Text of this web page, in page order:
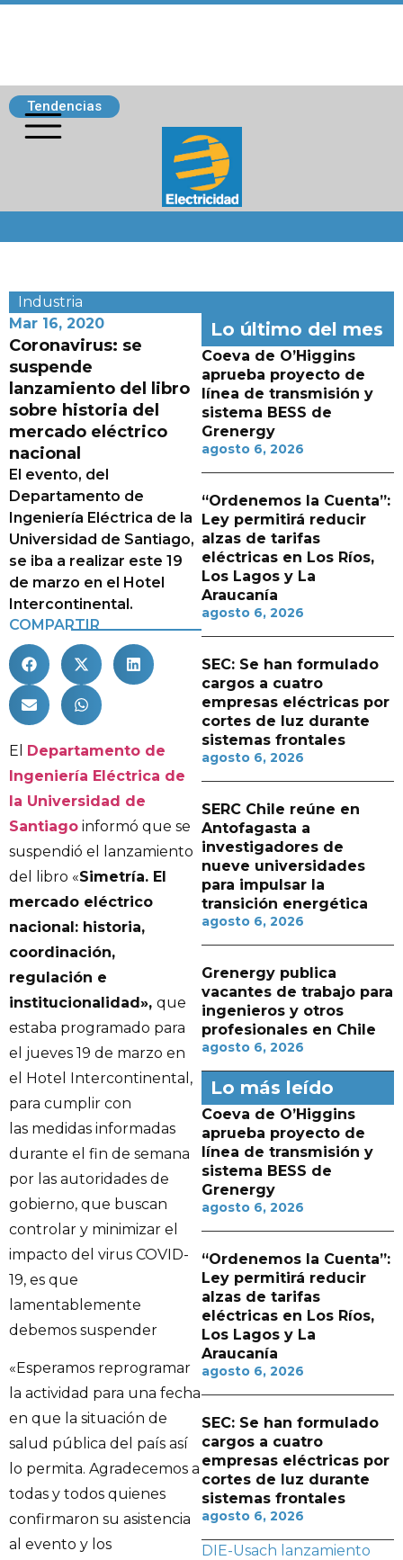
Tendencias
Industria
Mar 16, 2020
Coronavirus: se
suspende
lanzamiento del libro
sobre historia del
mercado eléctrico
nacional
El evento, del
Departamento de
Ingeniería Eléctrica de la
Universidad de Santiago,
se iba a realizar este 19
de marzo en el Hotel
Intercontinental.
COMPARTIR
El Departamento de
Ingeniería Eléctrica de
la Universidad de
Santiago informó que se
suspendió el lanzamiento
del libro «Simetría. El
mercado eléctrico
nacional: historia,
coordinación,
regulación e
institucionalidad», que
estaba programado para
el jueves 19 de marzo en
el Hotel Intercontinental,
para cumplir con
las medidas informadas
durante el fin de semana
por las autoridades de
gobierno, que buscan
controlar y minimizar el
impacto del virus COVID-
19, es que
lamentablemente
debemos suspender
«Esperamos reprogramar
la actividad para una fecha
en que la situación de
salud pública del país así
lo permita. Agradecemos a
todas y todos quienes
confirmaron su asistencia
al evento y los
Lo último del mes
Coeva de O’Higgins
aprueba proyecto de
línea de transmisión y
sistema BESS de
Grenergy
agosto 6, 2026
“Ordenemos la Cuenta”:
Ley permitirá reducir
alzas de tarifas
eléctricas en Los Ríos,
Los Lagos y La
Araucanía
agosto 6, 2026
SEC: Se han formulado
cargos a cuatro
empresas eléctricas por
cortes de luz durante
sistemas frontales
agosto 6, 2026
SERC Chile reúne en
Antofagasta a
investigadores de
nueve universidades
para impulsar la
transición energética
agosto 6, 2026
Grenergy publica
vacantes de trabajo para
ingenieros y otros
profesionales en Chile
agosto 6, 2026
Lo más leído
Coeva de O’Higgins
aprueba proyecto de
línea de transmisión y
sistema BESS de
Grenergy
agosto 6, 2026
“Ordenemos la Cuenta”:
Ley permitirá reducir
alzas de tarifas
eléctricas en Los Ríos,
Los Lagos y La
Araucanía
agosto 6, 2026
SEC: Se han formulado
cargos a cuatro
empresas eléctricas por
cortes de luz durante
sistemas frontales
agosto 6, 2026
DIE-Usach lanzamiento